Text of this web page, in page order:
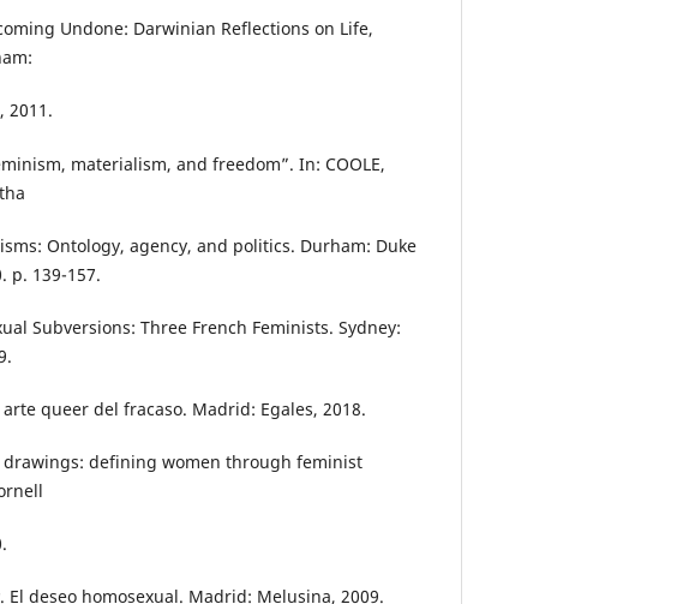
Undone: Darwinian Reflections on Life,
2011.
materialism, and freedom”. In: COOLE,
Ontology, agency, and politics. Durham: Duke
p. 139-157.
Subversions: Three French Feminists. Sydney:
arte queer del fracaso. Madrid: Egales, 2018.
drawings: defining women through feminist
El deseo homosexual. Madrid: Melusina, 2009.